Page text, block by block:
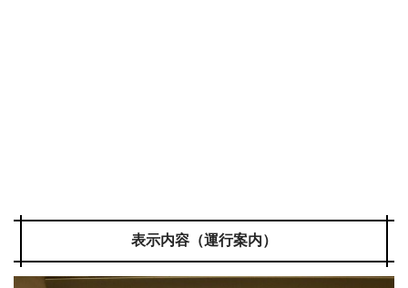
表示内容（運行案内）